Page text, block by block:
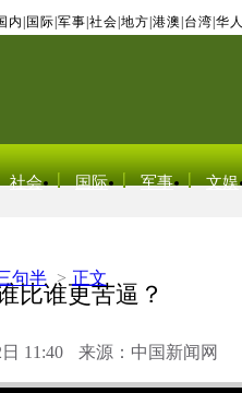
内 国际 军事 社会 地方 港澳 台湾 华人
社会 国际 军事 文娱
句半 > 正文
比谁更苦逼？
11:40 来源：中国新闻网